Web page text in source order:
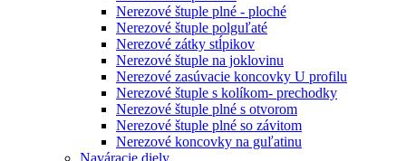
Nerezové štuple plné - ploché
Nerezové štuple polguľaté
Nerezové zátky stĺpikov
Nerezové štuple na joklovinu
Nerezové zasúvacie koncovky U profilu
Nerezové štuple s kolíkom- prechodky
Nerezové štuple plné s otvorom
Nerezové štuple plné so závitom
Nerezové koncovky na guľatinu
Naváracie diely